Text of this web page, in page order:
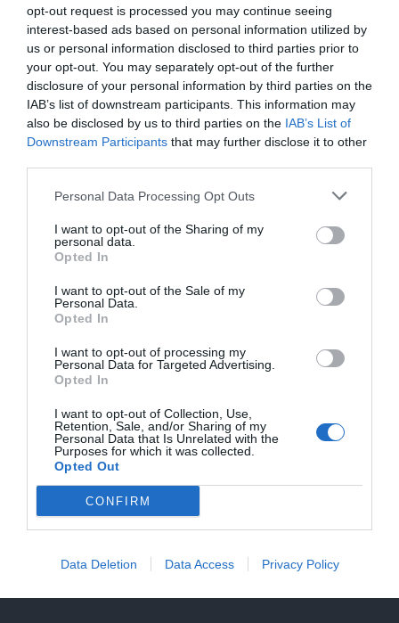
opt-out request is processed you may continue seeing
interest-based ads based on personal information utilized by
us or personal information disclosed to third parties prior to
your opt-out. You may separately opt-out of the further
disclosure of your personal information by third parties on the
IAB’s list of downstream participants. This information may
also be disclosed by us to third parties on the IAB’s List of
Downstream Participants that may further disclose it to other
Personal Data Processing Opt Outs
I want to opt-out of the Sharing of my
personal data.
Opted In
I want to opt-out of the Sale of my
Personal Data.
Opted In
I want to opt-out of processing my
Personal Data for Targeted Advertising.
Opted In
I want to opt-out of Collection, Use,
Retention, Sale, and/or Sharing of my
Personal Data that Is Unrelated with the
Purposes for which it was collected.
Opted Out
CONFIRM
Data Deletion Data Access Privacy Policy
0% zákazníkov odporúča produkt
5
4
3
2
1
Pre pridanie recenzie sa musíte
Doprava zadarmo pri
nákupe nad 100,00 €
Bezpečná platba
kartou, platobná brána
Nakupujete od distribútora
garantujeme kvalitu
Servisná podpora, záručný a pozáručný servis